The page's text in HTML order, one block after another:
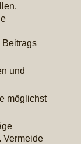
Beitrags
und
möglichst
Vermeide